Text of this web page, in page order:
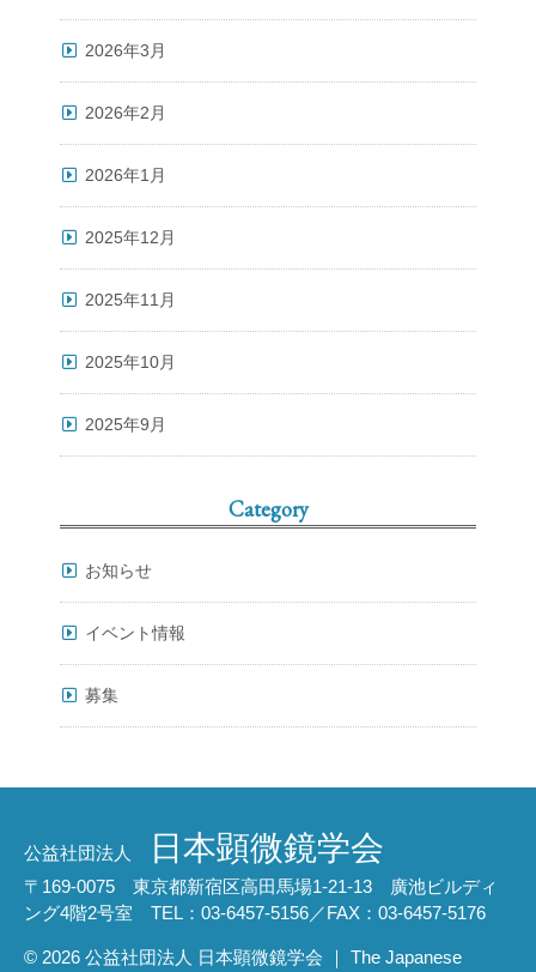
2026年3月
2026年2月
2026年1月
2025年12月
2025年11月
2025年10月
2025年9月
Category
お知らせ
イベント情報
募集
公益社団法人 日本顕微鏡学会
〒169-0075 東京都新宿区高田馬場1-21-13 廣池ビルディ
ング4階2号室 TEL：03-6457-5156／FAX：03-6457-5176
© 2026 公益社団法人 日本顕微鏡学会 ｜ The Japanese